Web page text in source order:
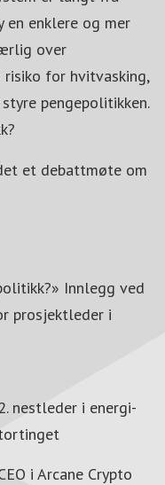
enklere og mer
over
risiko for hvitvasking,
pengepolitikken.
et debattmøte om
Innlegg ved
prosjektleder i
nestleder i energi-
i Arcane Crypto